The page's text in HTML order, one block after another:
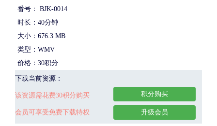
番号： BJK-0014
时长：40分钟
大小：676.3 MB
类型：WMV
价格：30积分
下载当前资源：
该资源需花费30积分购买
会员可享受免费下载特权
积分购买
升级会员